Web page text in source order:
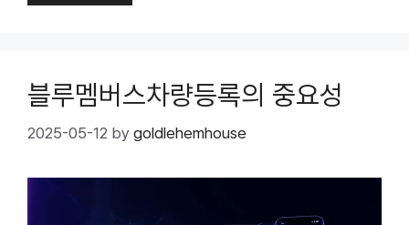
블루멤버스차량등록의 중요성
2025-05-12 by goldlehemhouse